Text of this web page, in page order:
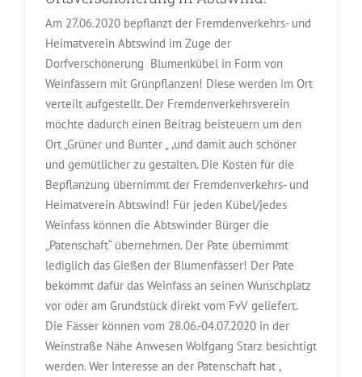
Am 27.06.2020 bepflanzt der Fremdenverkehrs- und
Heimatverein Abtswind im Zuge der
Dorfverschönerung Blumenkübel in Form von
Weinfässern mit Grünpflanzen! Diese werden im Ort
verteilt aufgestellt. Der Fremdenverkehrsverein
möchte dadurch einen Beitrag beisteuern um den
Ort „Grüner und Bunter „ ,und damit auch schöner
und gemütlicher zu gestalten. Die Kosten für die
Bepflanzung übernimmt der Fremdenverkehrs- und
Heimatverein Abtswind! Für jeden Kübel/jedes
Weinfass können die Abtswinder Bürger die
„Patenschaft“ übernehmen. Der Pate übernimmt
lediglich das Gießen der Blumenfässer! Der Pate
bekommt dafür das Weinfass an seinen Wunschplatz
vor oder am Grundstück direkt vom FvV geliefert.
Die Fässer können vom 28.06.-04.07.2020 in der
Weinstraße Nähe Anwesen Wolfgang Starz besichtigt
werden. Wer Interesse an der Patenschaft hat ,